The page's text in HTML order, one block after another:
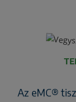
Az eMC®